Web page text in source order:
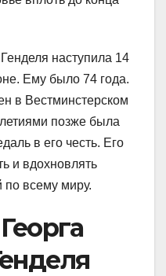
наступила 14
Ему было 74 года.
в Вестминстерском
позже была
в его честь. Его
и вдохновлять
по всему миру.